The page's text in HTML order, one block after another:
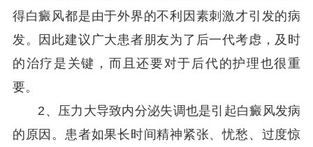
得白癜风都是由于外界的不利因素刺激才引发的病
发。因此建议广大患者朋友为了后一代考虑，及时
的治疗是关键，而且还要对于后代的护理也很重
要。
2、压力大导致内分泌失调也是引起白癜风发病
的原因。患者如果长时间精神紧张、忧愁、过度惊